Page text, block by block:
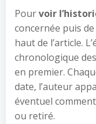
Pourvoir
concernée puis
haut de l’article.
chronologique
en premier.
date, l’auteur
éventuel
ou retiré.